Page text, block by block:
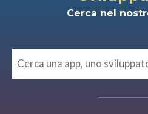
Cerca nel